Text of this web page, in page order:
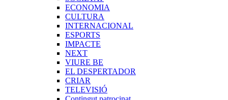
ECONOMIA
CULTURA
INTERNACIONAL
ESPORTS
IMPACTE
NEXT
VIURE BE
EL DESPERTADOR
CRIAR
TELEVISIÓ